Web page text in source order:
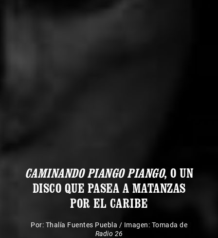
CAMINANDO PIANGO PIANGO, O UN
DISCO QUE PASEA A MATANZAS
POR EL CARIBE
Por: Thalía Fuentes Puebla / Imagen: Tomada de
Radio 26